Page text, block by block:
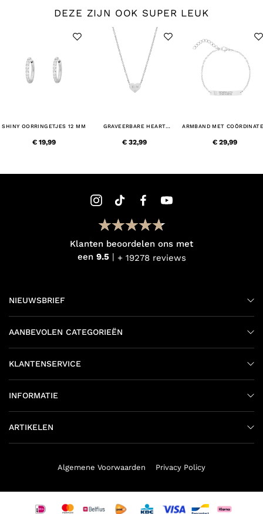
DEZE ZIJN OOK SUPER LEUK
SHINY OORRINGETJES 12 MM
€ 19,99
GRAVEERBARE HEART
€ 32,99
ARMBAND MET
€ 29,99
Klanten beoordelen ons met
een 9.5 + 19278 reviews
NIEUWSBRIEF
AANBEVOLEN CATEGORIEËN
KLANTENSERVICE
INFORMATIE
ARTIKELEN
Algemene Voorwaarden Privacy Policy